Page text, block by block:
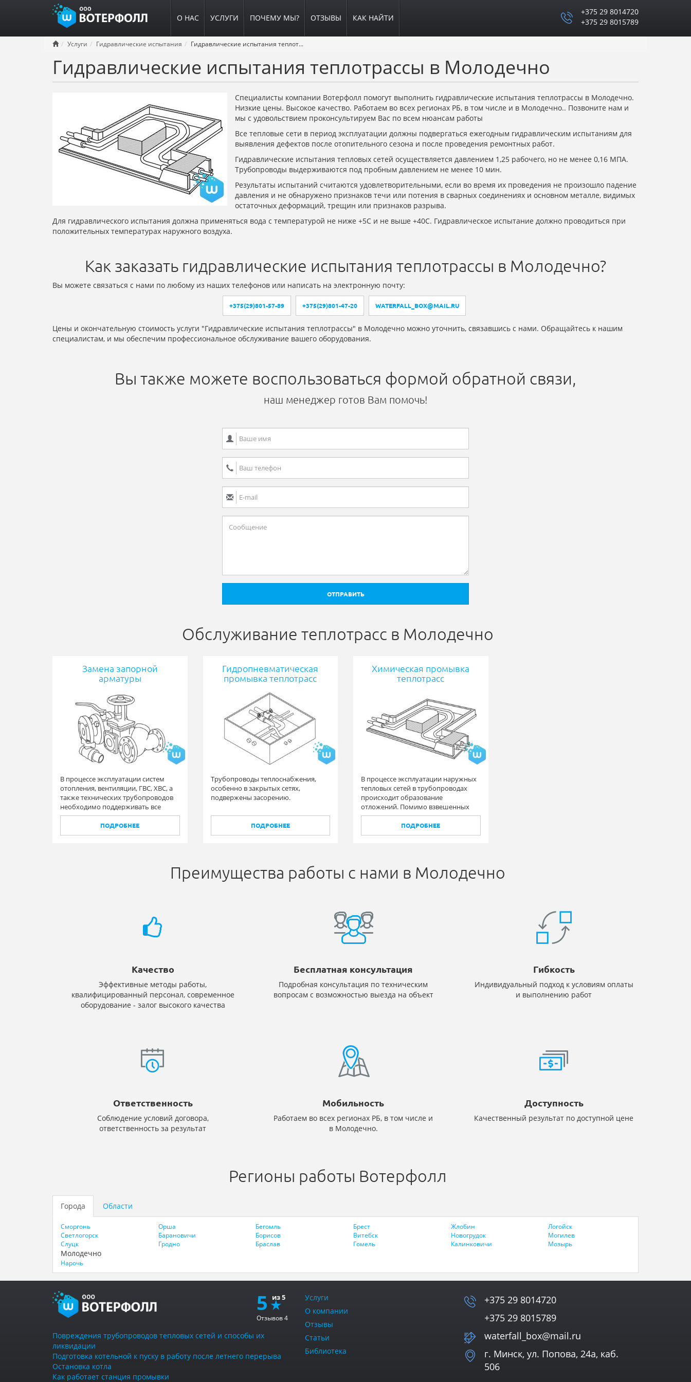
О НАС УСЛУГИ ПОЧЕМУ МЫ? ОТЗЫВЫ КАК НАЙТИ
+375 29 8014720
+375 29 8015789
Услуги Гидравлические испытания Гидравлические испытания теплотрассы
Гидравлические испытания теплотрассы в Молодечно
Специалисты компании Вотерфолл помогут выполнить гидравлические испытания теплотрассы в Молодечно.
Низкие цены. Высокое качество. Работаем во всех регионах РБ, в том числе и в Молодечно.. Позвоните нам и
мы с удовольствием проконсультируем Вас по всем нюансам работы
Все тепловые сети в период эксплуатации должны подвергаться ежегодным гидравлическим испытаниям для
выявления дефектов после отопительного сезона и после проведения ремонтных работ.
Гидравлические испытания тепловых сетей осуществляется давлением 1,25 рабочего, но не менее 0,16 МПА.
Трубопроводы выдерживаются под пробным давлением не менее 10 мин.
Результаты испытаний считаются удовлетворительными, если во время их проведения не произошло падение
давления и не обнаружено признаков течи или потения в сварных соединениях и основном металле, видимых
остаточных деформаций, трещин или признаков разрыва.
Для гидравлического испытания должна применяться вода с температурой не ниже +5С и не выше +40С. Гидравлическое испытание должно проводиться при
положительных температурах наружного воздуха.
Как заказать гидравлические испытания теплотрассы в Молодечно?
Вы можете связаться с нами по любому из наших телефонов или написать на электронную почту:
+375(29)801-57-89 +375(29)801-47-20 WATERFALL_BOX@MAIL.RU
Цены и окончательную стоимость услуги "Гидравлические испытания теплотрассы" в Молодечно можно уточнить, связавшись с нами. Обращайтесь к нашим
специалистам, и мы обеспечим профессиональное обслуживание вашего оборудования.
Вы также можете воспользоваться формой обратной связи,
наш менеджер готов Вам помочь!
ОТПРАВИТЬ
Обслуживание теплотрасс в Молодечно
Замена запорной
арматуры
В процессе эксплуатации систем
отопления, вентиляции, ГВС, ХВС, а
также технических трубопроводов
необходимо поддерживать все
элементы в исправном состоянии, в
том числе и запорную арматуру.
ПОДРОБНЕЕ
Гидропневматическая
промывка теплотрасс
Трубопроводы теплоснабжения,
особенно в закрытых сетях,
подвержены засорению.
ПОДРОБНЕЕ
Химическая промывка
теплотрасс
В процессе эксплуатации наружных
тепловых сетей в трубопроводах
происходит образование
отложений. Помимо взвешенных
частиц образуются и твердые
отложения на стенках
трубопроводах.
ПОДРОБНЕЕ
Преимущества работы с нами в Молодечно
Качество
Эффективные методы работы,
квалифицированный персонал, современное
оборудование - залог высокого качества
Бесплатная консультация
Подробная консультация по техническим
вопросам с возможностью выезда на объект
Гибкость
Индивидуальный подход к условиям оплаты
и выполнению работ
Ответственность
Соблюдение условий договора,
ответственность за результат
Мобильность
Работаем во всех регионах РБ, в том числе и
в Молодечно.
Доступность
Качественный результат по доступной цене
Регионы работы Вотерфолл
Города Области
Сморгонь
Светлогорск
Слуцк
Орша
Барановичи
Гродно
Бегомль
Борисов
Браслав
Брест
Витебск
Гомель
Жлобин
Новогрудок
Калинковичи
Логойск
Могилев
Мозырь
Молодечно
Нарочь
5
Отзывов4
Повреждения трубопроводов тепловых сетей и способы их
ликвидации
Подготовка котельной к пуску в работу после летнего перерыва
Остановка котла
Как работает станция промывки
Услуги
О компании
Отзывы
Статьи
Библиотека
+375 29 8014720
+375 29 8015789
waterfall_box@mail.ru
г. Минск, ул. Попова, 24а, каб.
506